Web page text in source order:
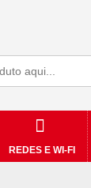
REDES E WI-FI